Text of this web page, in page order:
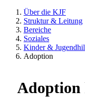
Über die KJF
Struktur & Leitung
Bereiche
Soziales
Kinder &
Adoption
Adoption